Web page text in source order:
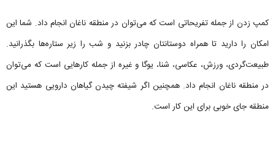
کمپ زدن از جمله تفریحاتی است که می‌توان در منطقه ناغان انجام داد. شما این
امکان را دارید تا همراه دوستانتان چادر بزنید و شب را زیر ستاره‌ها بگذرانید.
طبیعت‌گردی، ورزش، عکاسی، شنا، یوگا و غیره از جمله کارهایی است که می‌توان
در منطقه ناغان انجام داد. همچنین اگر شیفته چیدن گیاهان دارویی هستید این
منطقه جای خوبی برای این کار است.